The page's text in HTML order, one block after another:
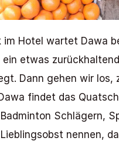
im Hotel wartet Dawa
ein etwas
Dann gehen wir los,
findet das
Schlägern,
nennen,